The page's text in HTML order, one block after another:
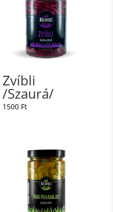
Zvíbli
/Szaurá/
1500 Ft